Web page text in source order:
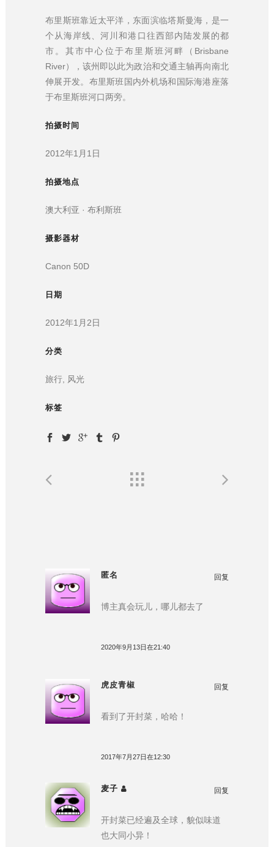
布里斯班靠近太平洋，东面滨临塔斯曼海，是一
个从海岸线、河川和港口往西部内陆发展的都
市。其市中心位于布里斯班河畔（Brisbane
River），该州即以此为政治和交通主轴再向南北
伸展开发。布里斯班国内外机场和国际海港座落
于布里斯班河口两旁。
拍摄时间
2012年1月1日
拍摄地点
澳大利亚 · 布利斯班
摄影器材
Canon 50D
日期
2012年1月2日
分类
旅行, 风光
标签
匿名 回复
博主真会玩儿，哪儿都去了
2020年9月13日在21:40
虎皮青椒 回复
看到了开封菜，哈哈！
2017年7月27日在12:30
麦子 回复
开封菜已经遍及全球，貌似味道
也大同小异！